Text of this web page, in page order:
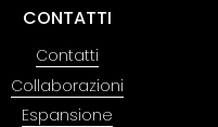
CONTATTI
Contatti
Collaborazioni
Espansione